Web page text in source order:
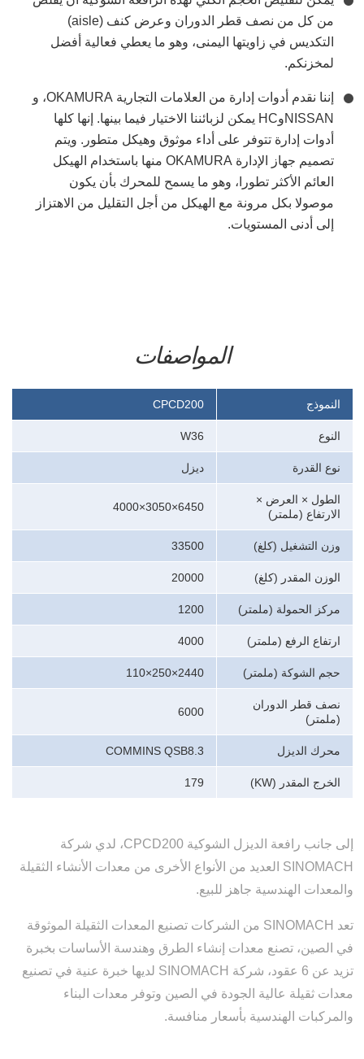
من كل من نصف قطر الدوران وعرض كنف (aisle)
التكديس في زاويتها اليمنى، وهو ما يعطي فعالية أفضل
لمخزنكم.
إننا نقدم أدوات إدارة من العلامات التجارية OKAMURA، و
NISSANوHC يمكن لزبائننا الاختيار فيما بينها. إنها كلها
أدوات إدارة تتوفر على أداء موثوق وهيكل متطور. ويتم
تصميم جهاز الإدارة OKAMURA منها باستخدام الهيكل
العائم الأكثر تطورا، وهو ما يسمح للمحرك بأن يكون
موصولا بكل مرونة مع الهيكل من أجل التقليل من الاهتزاز
إلى أدنى المستويات.
المواصفات
النموذج CPCD200
النوع W36
نوع القدرة ديزل
الطول × العرض ×
الارتفاع (ملمتر)
6450×3050×4000
وزن التشغيل (كلغ) 33500
الوزن المقدر (كلغ) 20000
مركز الحمولة (ملمتر) 1200
ارتفاع الرفع (ملمتر) 4000
حجم الشوكة (ملمتر) 2440×250×110
نصف قطر الدوران
(ملمتر)
6000
محرك الديزل COMMINS QSB8.3
الخرج المقدر (KW) 179
إلى جانب رافعة الديزل الشوكية CPCD200، لدي شركة
SINOMACH العديد من الأنواع الأخرى من معدات الأنشاء الثقيلة
والمعدات الهندسية جاهز للبيع.
تعد SINOMACH من الشركات تصنيع المعدات الثقيلة الموثوقة
في الصين، تصنع معدات إنشاء الطرق وهندسة الأساسات بخبرة
تزيد عن 6 عقود، شركة SINOMACH لديها خبرة عنية في تصنيع
معدات ثقيلة عالية الجودة في الصين وتوفر معدات البناء
والمركبات الهندسية بأسعار منافسة.